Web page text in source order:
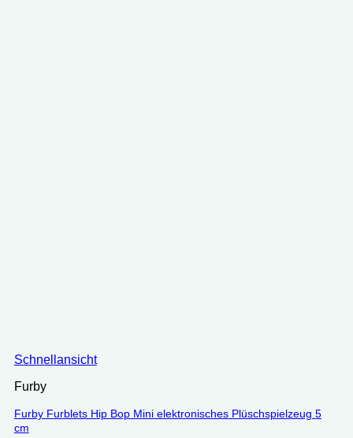
Schnellansicht
Furby
Furby Furblets Hip Bop Mini elektronisches Plüschspielzeug 5
cm